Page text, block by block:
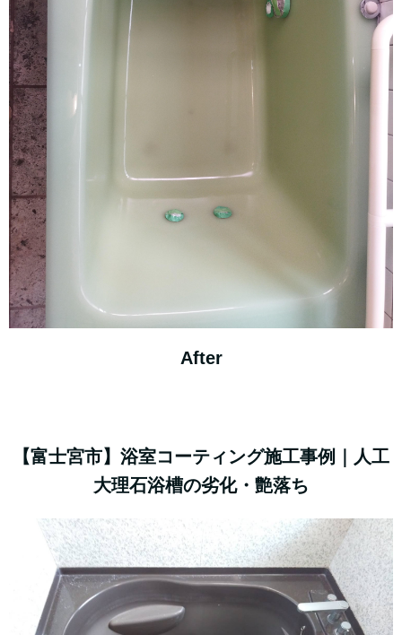
After
【富士宮市】浴室コーティング施工事例｜人工
大理石浴槽の劣化・艶落ち